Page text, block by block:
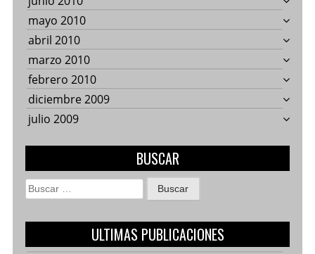
mayo 2010
abril 2010
marzo 2010
febrero 2010
diciembre 2009
julio 2009
BUSCAR
Buscar:
ULTIMAS PUBLICACIONES